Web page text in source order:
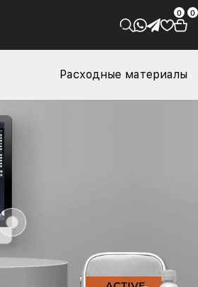
0 0
Расходные материалы